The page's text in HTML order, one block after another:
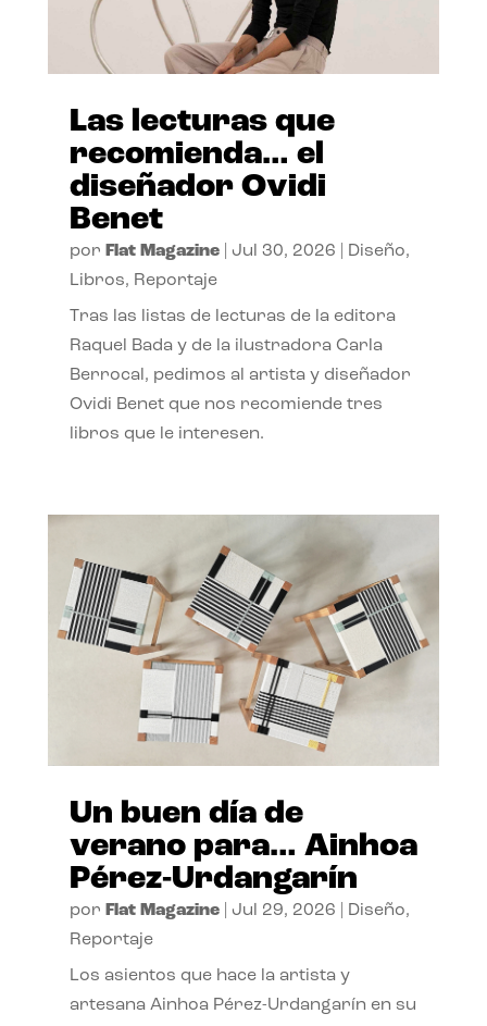
Las lecturas que
recomienda… el
diseñador Ovidi
Benet
por Flat Magazine| Jul 30, 2026 Diseño,
Libros, Reportaje
Tras las listas de lecturas de la editora
Raquel Bada y de la ilustradora Carla
Berrocal, pedimos al artista y diseñador
Ovidi Benet que nos recomiende tres
libros que le interesen.
Un buen día de
verano para… Ainhoa
Pérez-Urdangarín
por Flat Magazine| Jul 29, 2026 Diseño,
Reportaje
Los asientos que hace la artista y
artesana Ainhoa Pérez-Urdangarín en su